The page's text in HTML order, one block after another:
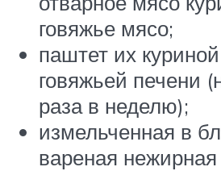
говяжье мясо;
паштет их
говяжьей печени
раза в неделю);
измельченная в
вареная